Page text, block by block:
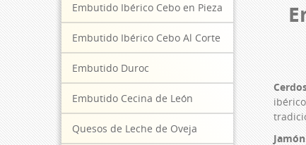
Embutido Ibérico Cebo en Pieza
Embutido Ibérico Cebo Al Corte
Embutido Duroc
Embutido Cecina de León
Quesos de Leche de Oveja